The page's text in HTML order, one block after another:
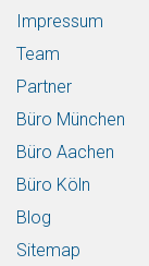
Impressum
Team
Partner
Büro München
Büro Aachen
Büro Köln
Blog
Sitemap